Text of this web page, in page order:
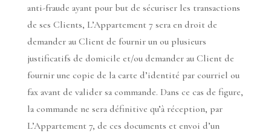
anti-fraude ayant pour but de sécuriser les transactions
de ses Clients, L’Appartement 7 sera en droit de
demander au Client de fournir un ou plusieurs
justificatifs de domicile et/ou demander au Client de
fournir une copie de la carte d’identité par courriel ou
fax avant de valider sa commande. Dans ce cas de figure,
la commande ne sera définitive qu’à réception, par
L’Appartement 7, de ces documents et envoi d’un